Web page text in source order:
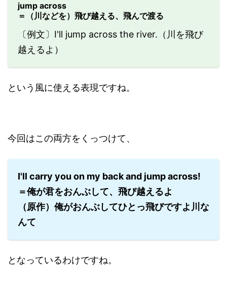
jump across
＝（川などを）飛び越える、飛んで渡る
〔例文〕I'll jump across the river.（川を飛び
越えるよ）
という風に使える表現ですね。
今回はこの両方をくっつけて、
I'll carry you on my back and jump across!
＝俺が君をおんぶして、飛び越えるよ
（原作）俺がおんぶしてひとっ飛びですよ川な
んて
となっているわけですね。